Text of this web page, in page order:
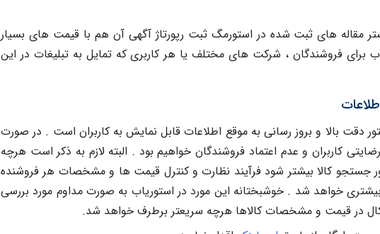
مقاله های ثبت شده در استورمگ ثبت رپورتاژ آگهی آن هم با قیمت های بسیار
فروشندگان ، شرکت های مختلف یا هر کاربری که تمایل به تبلیغات در این
دقت بالا و بروز رسانی به موقع اطلاعات قابل نمایش به کاربران است . در صورت
کاربران و عدم اعتماد فروشندگان خواهیم بود . البته لازم به ذکر است هرچه
جستجو کالا بیشتر شود فرآیند نظارت و کنترل قیمت ها و مشخصات هر فروشنده
خواهد شد . خوشبختانه این مورد در استوریاب به صورت مداوم مورد بررسی
در قیمت و مشخصات کالاها هرچه سریعتر برطرف خواهد شد.